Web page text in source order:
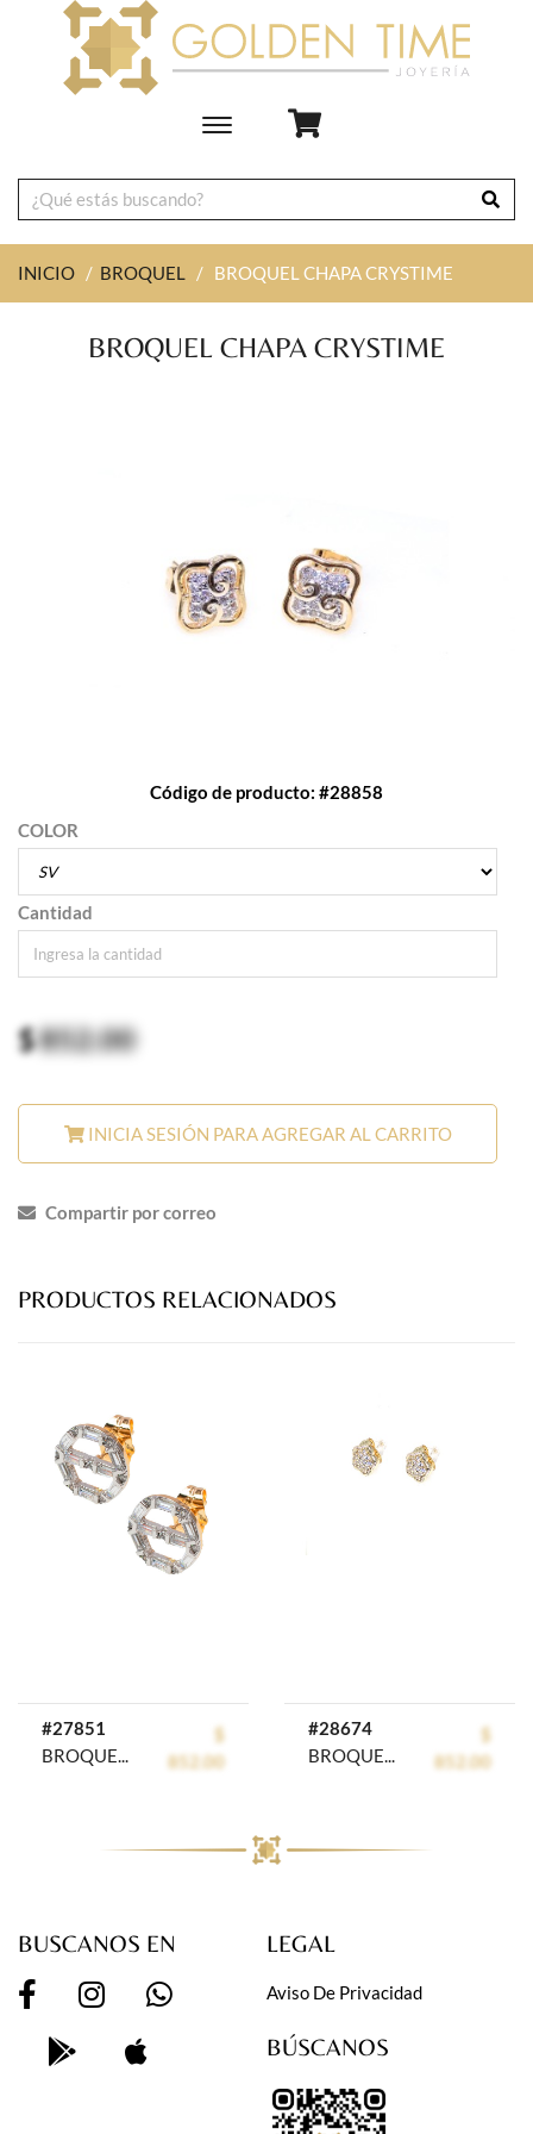
Toggle
navigation
INICIO / BROQUEL / BROQUEL CHAPA CRYSTIME
BROQUEL CHAPA CRYSTIME
Código de producto: #28858
COLOR
Cantidad
$852.00
INICIA SESIÓN PARA AGREGAR AL CARRITO
Compartir por correo
PRODUCTOS RELACIONADOS
#27851
$
852.00
#28674
$
852.00
BUSCANOS EN LEGAL
Aviso De Privacidad
BÚSCANOS